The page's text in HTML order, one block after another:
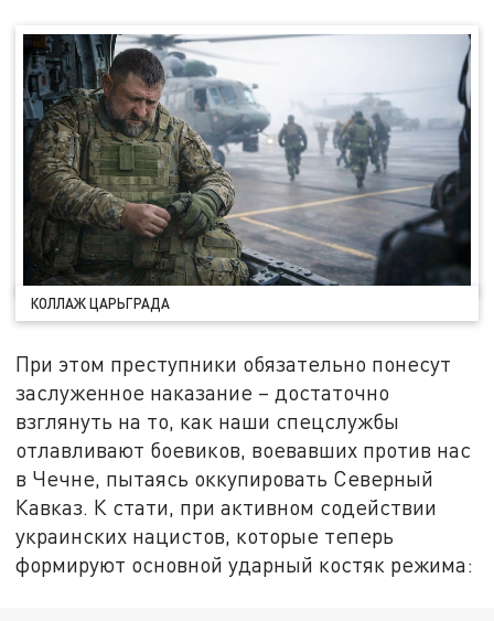
КОЛЛАЖ ЦАРЬГРАДА
При этом преступники обязательно понесут
заслуженное наказание – достаточно
взглянуть на то, как наши спецслужбы
отлавливают боевиков, воевавших против нас
в Чечне, пытаясь оккупировать Северный
Кавказ. К стати, при активном содействии
украинских нацистов, которые теперь
формируют основной ударный костяк режима: